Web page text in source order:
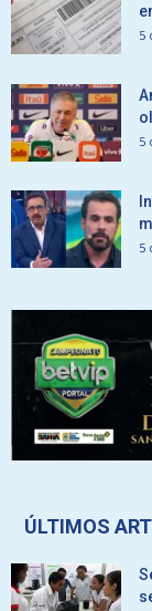
5
5
5
ÚLTIMOS